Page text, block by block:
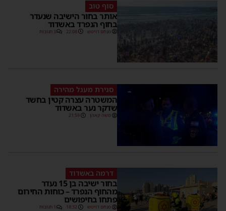
סוף טוב
אותר בחור הישיבה שנעדר
בחוף הנפרד באשדוד
מנחם דויטש 22:08 3 תגובות
סגירת מעגל מהירה
המשטרה עצרה קטין בחשד
שדקר נער באשדוד
משה קאהן 21:59
דרמה באשדוד
בחור ישיבה בן 15 נעדר
מהחוף הנפרד – כוחות החירום
פתחו בחיפושים
מנחם דויטש 18:32 1 תגובות